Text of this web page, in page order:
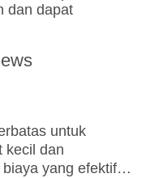
dan dapat
untuk
kecil dan
yang efektif